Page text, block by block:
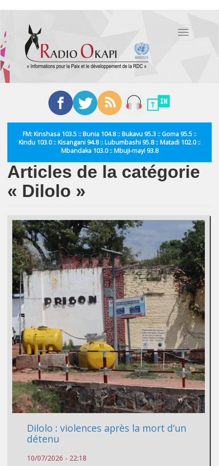
contenu
principal
Toggle
FM: Kinshasa 103.5 :: Bunia 104.8 :: Bukavu 95.3 :: Goma 95.5 ::
Kindu 103.0 :: Kisangani 94.8 :: Lubumbashi 95.8 :: Matadi 102.0 ::
Mbandaka 103.0 :: Mbuji-mayi 93.8
Articles de la catégorie
« Dilolo »
Dilolo : violences après la mort d’un
détenu
10/07/2026 - 22:18